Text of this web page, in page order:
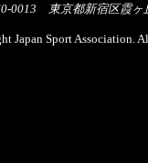
東京都新宿区霞ヶ丘
Japan Sport Association.